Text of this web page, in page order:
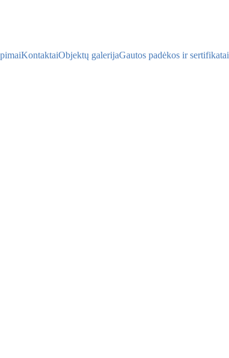
KontaktaiObjektų galerijaGautos padėkos ir sertifikatai